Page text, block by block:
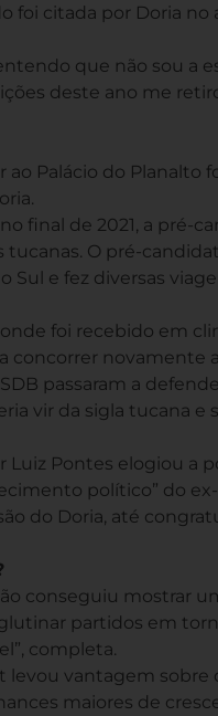
foi citada por Doria no
que não sou a
deste ano me
ao Palácio do
final de 2021, a pré-
O pré-
Sul e fez diversas
foi recebido em
concorrer novamente
passaram a
vir da sigla tucana
Luiz Pontes elogiou a
político” do
do Doria, até
conseguiu mostrar
partidos em
completa.
vantagem sobre
maiores de